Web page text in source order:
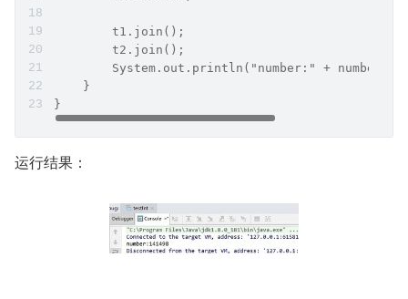
        t1.join();
        t2.join();
        System.out.println("number:" + number);
    }
}
运行结果：